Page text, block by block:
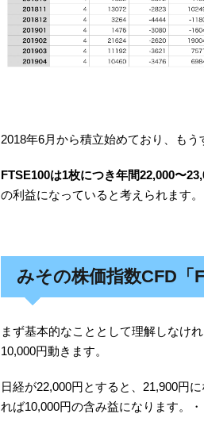
2018年6月から積立始めており、も
FTSE100は1枚につき年間22,000〜
の利益になっていると考えられます。
みその株価指数CFD「
まず基本的なこととして理解しなけ
10,000円動きます。
日経が22,000円とすると、21,900円
れば10,000円の含み益になります。・